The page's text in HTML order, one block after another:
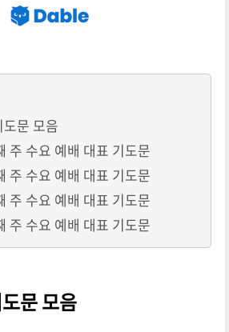
문 모음
주 수요 예배 대표 기도문
주 수요 예배 대표 기도문
주 수요 예배 대표 기도문
주 수요 예배 대표 기도문
문 모음